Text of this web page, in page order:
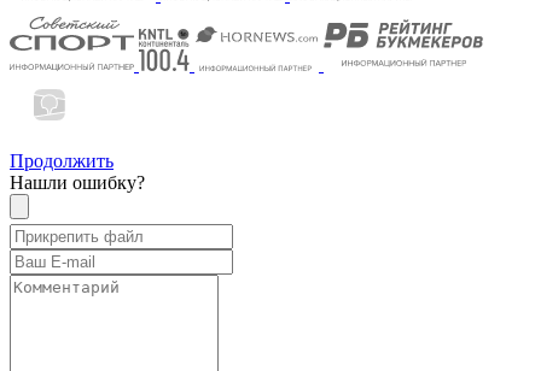
Продолжить
Нашли ошибку?